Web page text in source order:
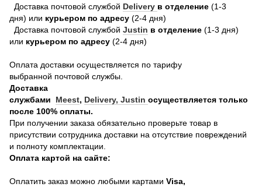
Доставка почтовой службой Delivery в отделение (1-3
дня) или курьером по адресу (2-4 дня)
Доставка почтовой службой Justin в отделение (1-3 дня)
или курьером по адресу (2-4 дня)
Оплата доставки осуществляется по тарифу
выбранной почтовой службы.
Доставка
службами
Meest, Delivery, Justin осуществляется только
после 100% оплаты.
При получении заказа обязательно проверьте товар в
присутствии сотрудника доставки на отсутствие повреждений
и полноту комплектации.
Оплата картой на сайте:
Оплатить заказ можно любыми картами Visa,